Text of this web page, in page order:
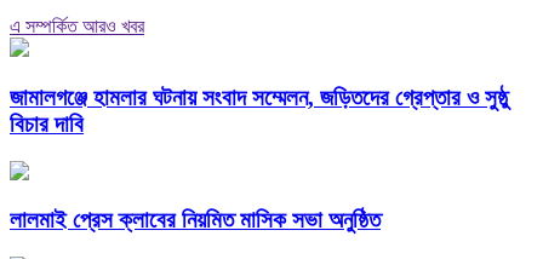
এ সম্পর্কিত আরও খবর
জামালগঞ্জে হামলার ঘটনায় সংবাদ সম্মেলন, জড়িতদের গ্রেপ্তার ও সুষ্ঠু
বিচার দাবি
লালমাই প্রেস ক্লাবের নিয়মিত মাসিক সভা অনুষ্ঠিত